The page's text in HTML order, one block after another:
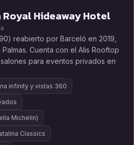
Hideaway Hotel
reabierto por Barceló en 2019,
Cuenta con el Alis Rooftop
para eventos privados en
infinity y vistas 360
Michelin)
Classics